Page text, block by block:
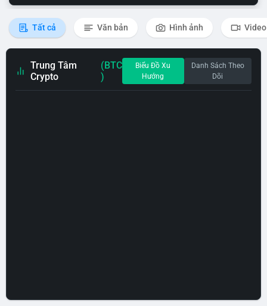
Tất cả Văn bản Hình ảnh Video
Trung Tâm
Crypto
(BTC
)
Biểu Đồ Xu
Hướng
Danh Sách Theo
Dõi